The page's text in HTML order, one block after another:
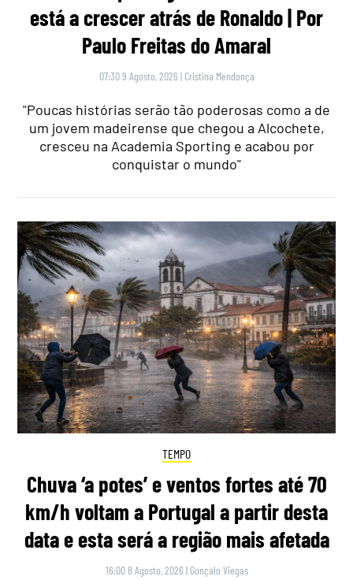
está a crescer atrás de Ronaldo | Por
Paulo Freitas do Amaral
07:30 9 Agosto, 2026 | Cristina Mendonça
"Poucas histórias serão tão poderosas como a de
um jovem madeirense que chegou a Alcochete,
cresceu na Academia Sporting e acabou por
conquistar o mundo"
TEMPO
Chuva ‘a potes’ e ventos fortes até 70
km/h voltam a Portugal a partir desta
data e esta será a região mais afetada
16:00 8 Agosto, 2026 | Gonçalo Viegas